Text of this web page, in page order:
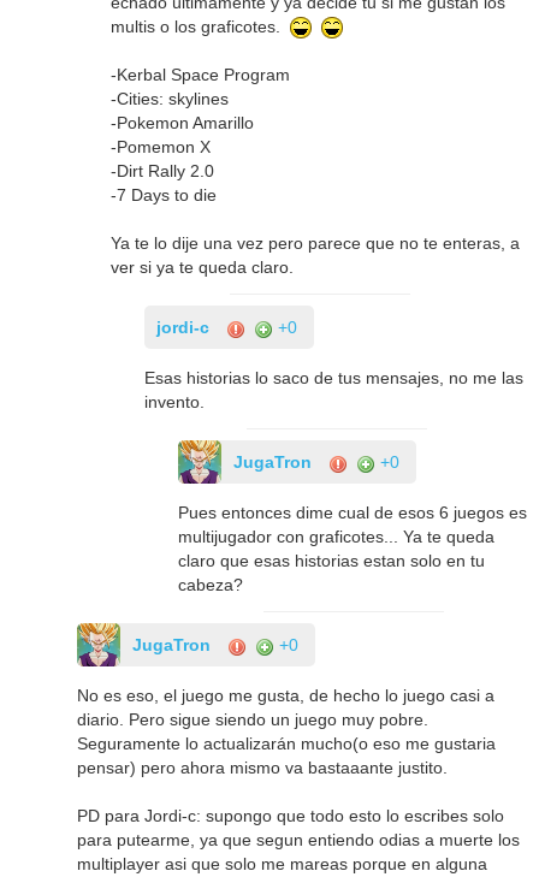
multis o los graficotes.
-Kerbal Space Program
-Cities: skylines
-Pokemon Amarillo
-Pomemon X
-Dirt Rally 2.0
-7 Days to die
Ya te lo dije una vez pero parece que no te enteras, a
ver si ya te queda claro.
jordi-c +0
Esas historias lo saco de tus mensajes, no me las
invento.
JugaTron +0
Pues entonces dime cual de esos 6 juegos es
multijugador con graficotes... Ya te queda
claro que esas historias estan solo en tu
cabeza?
JugaTron +0
No es eso, el juego me gusta, de hecho lo juego casi a
diario. Pero sigue siendo un juego muy pobre.
Seguramente lo actualizarán mucho(o eso me gustaria
pensar) pero ahora mismo va bastaaante justito.
PD para Jordi-c: supongo que todo esto lo escribes solo
para putearme, ya que segun entiendo odias a muerte los
multiplayer asi que solo me mareas porque en alguna